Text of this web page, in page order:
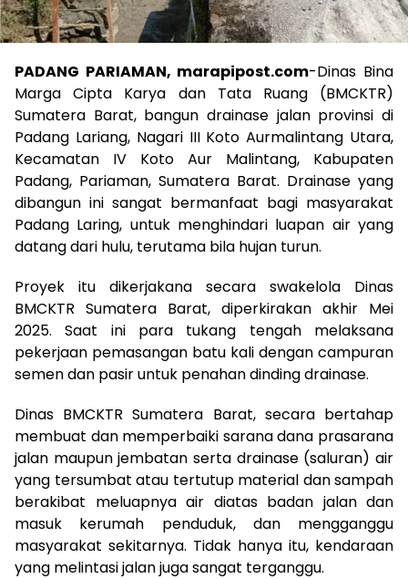
PADANG PARIAMAN, marapipost.com-Dinas Bina
Marga Cipta Karya dan Tata Ruang (BMCKTR)
Sumatera Barat, bangun drainase jalan provinsi di
Padang Lariang, Nagari III Koto Aurmalintang Utara,
Kecamatan IV Koto Aur Malintang, Kabupaten
Padang, Pariaman, Sumatera Barat. Drainase yang
dibangun ini sangat bermanfaat bagi masyarakat
Padang Laring, untuk menghindari luapan air yang
datang dari hulu, terutama bila hujan turun.
Proyek itu dikerjakana secara swakelola Dinas
BMCKTR Sumatera Barat, diperkirakan akhir Mei
2025. Saat ini para tukang tengah melaksana
pekerjaan pemasangan batu kali dengan campuran
semen dan pasir untuk penahan dinding drainase.
Dinas BMCKTR Sumatera Barat, secara bertahap
membuat dan memperbaiki sarana dana prasarana
jalan maupun jembatan serta drainase (saluran) air
yang tersumbat atau tertutup material dan sampah
berakibat meluapnya air diatas badan jalan dan
masuk kerumah penduduk, dan mengganggu
masyarakat sekitarnya. Tidak hanya itu, kendaraan
yang melintasi jalan juga sangat terganggu.